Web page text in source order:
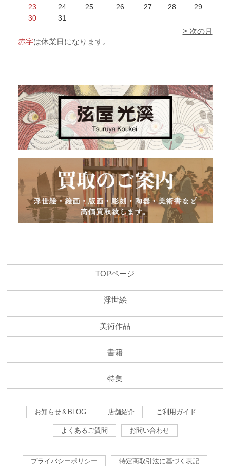
23
24 25 26 27 28
29
30
31
> 次の月
赤字は休業日になります。
TOPページ
浮世絵
美術作品
書籍
特集
お知らせ＆BLOG 店舗紹介 ご利用ガイド
よくあるご質問 お問い合わせ
プライバシーポリシー 特定商取引法に基づく表記